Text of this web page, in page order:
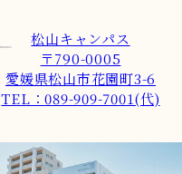
松山キャンパス
〒790-0005
愛媛県松山市花園町3-6
TEL：089-909-7001(代)